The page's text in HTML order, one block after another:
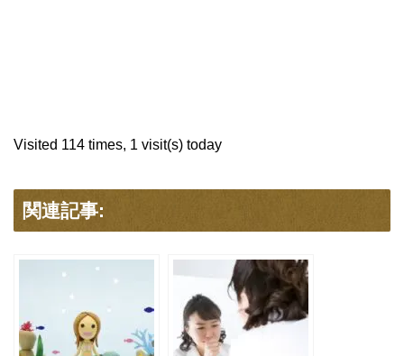
Visited 114 times, 1 visit(s) today
関連記事: